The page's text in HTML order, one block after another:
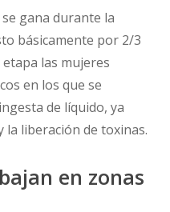
gana durante la
básicamente por 2/3
las mujeres
en los que se
de líquido, ya
la liberación de toxinas.
en zonas